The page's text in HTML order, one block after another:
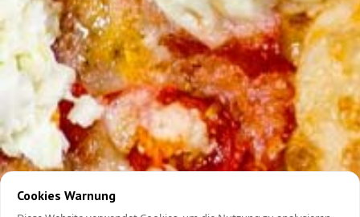
Cookies Warnung